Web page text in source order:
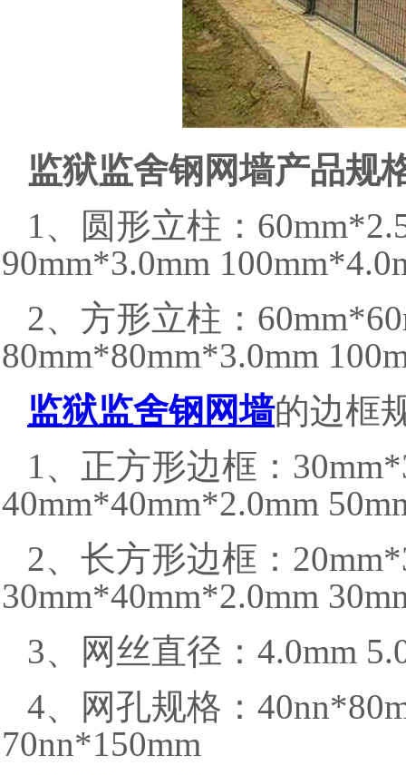
监狱监舍钢网墙产品规
1、圆形立柱：
90mm*3.0mm
2、方形立柱：
80mm*80mm*3.0mm
监狱监舍钢网墙的边框
1、正方形边框：
40mm*40mm*2.0mm
2、长方形边框：
30mm*40mm*2.0mm
3、网丝直径：4.0mm
4、网孔规格：
70nn*150mm